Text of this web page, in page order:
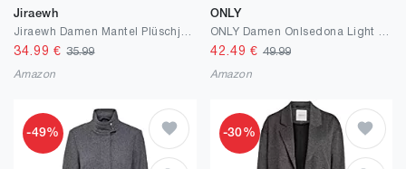
Jiraewh
34.99 €35.99
Amazon
ONLY
42.49 € 49.99
Amazon
-49% -30%